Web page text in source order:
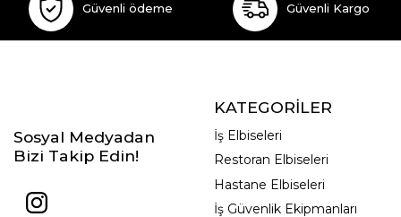
Güvenli ödeme Güvenli Kargo
Sosyal Medyadan
Bizi Takip Edin!
KATEGORİLER
İş Elbiseleri
Restoran Elbiseleri
Hastane Elbiseleri
İş Güvenlik Ekipmanları